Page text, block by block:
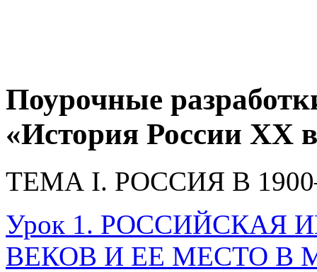
Поурочные
«История России ХХ
ТЕМА I. РОССИЯ В
Урок 1. РОССИЙСКАЯ
ВЕКОВ И ЕЕ МЕСТО В